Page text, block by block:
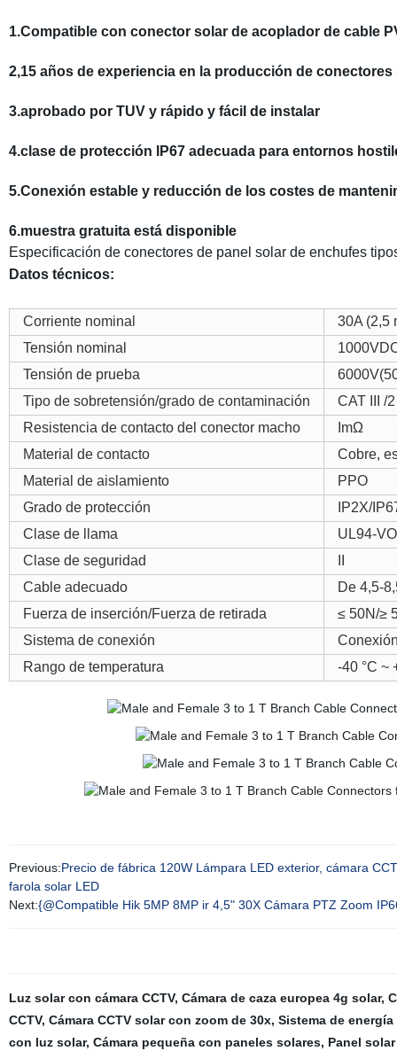
1.Compatible con conector solar de acoplador de cable
2,15 años de experiencia en la producción de conectores
3.aprobado por TUV y rápido y fácil de instalar
4.clase de protección IP67 adecuada para entornos
5.Conexión estable y reducción de los costes de
6.muestra gratuita está disponible
Especificación de conectores de panel solar de enchufes
Datos técnicos:
Corriente nominal
30A (2,5
Tensión nominal
Tensión de prueba
Tipo de sobretensión/grado de contaminación
CAT III /2
Resistencia de contacto del conector macho
ImΩ
Material de contacto
Cobre,
Material de aislamiento
PPO
Grado de protección
IP2X/
Clase de llama
UL94-VO
Clase de seguridad
Cable adecuado
De 4,5-
Fuerza de inserción/Fuerza de retirada
≤ 50N/≥
Sistema de conexión
Rango de temperatura
-40 °C ~
Previous:Precio de fábrica 120W Lámpara LED exterior, cámara
farola solar LED
Next:{@Compatible Hik 5MP 8MP ir 4,5" 30X Cámara PTZ Zoom
Luz solar con cámara CCTV, Cámara de caza europea 4g solar,
CCTV, Cámara CCTV solar con zoom de 30x, Sistema de
con luz solar, Cámara pequeña con paneles solares, Panel